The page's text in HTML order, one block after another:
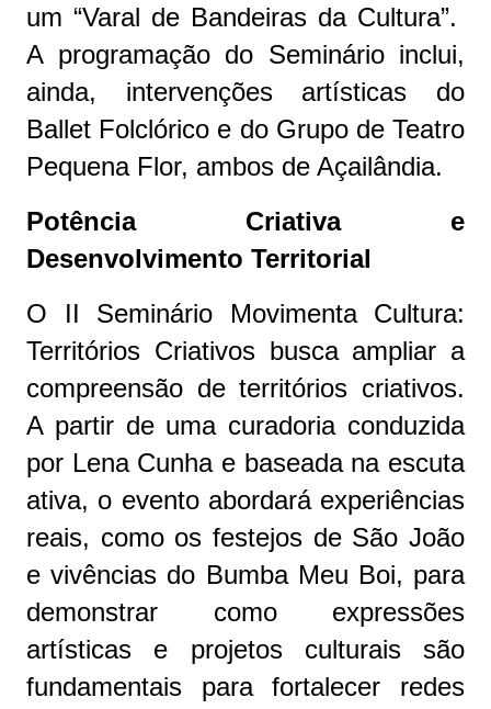
um “Varal de Bandeiras da Cultura”.
A programação do Seminário inclui,
ainda, intervenções artísticas do
Ballet Folclórico e do Grupo de Teatro
Pequena Flor, ambos de Açailândia.
Potência Criativa e
Desenvolvimento Territorial
O II Seminário Movimenta Cultura:
Territórios Criativos busca ampliar a
compreensão de territórios criativos.
A partir de uma curadoria conduzida
por Lena Cunha e baseada na escuta
ativa, o evento abordará experiências
reais, como os festejos de São João
e vivências do Bumba Meu Boi, para
demonstrar como expressões
artísticas e projetos culturais são
fundamentais para fortalecer redes